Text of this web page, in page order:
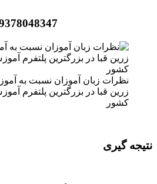
نظرات زبان آموزان نسبت به
زرین قبا در بزرگترین پلتفرم
کشور
نتیجه گیری